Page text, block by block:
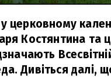
церковному
Костянтина та
Дивіться далі,